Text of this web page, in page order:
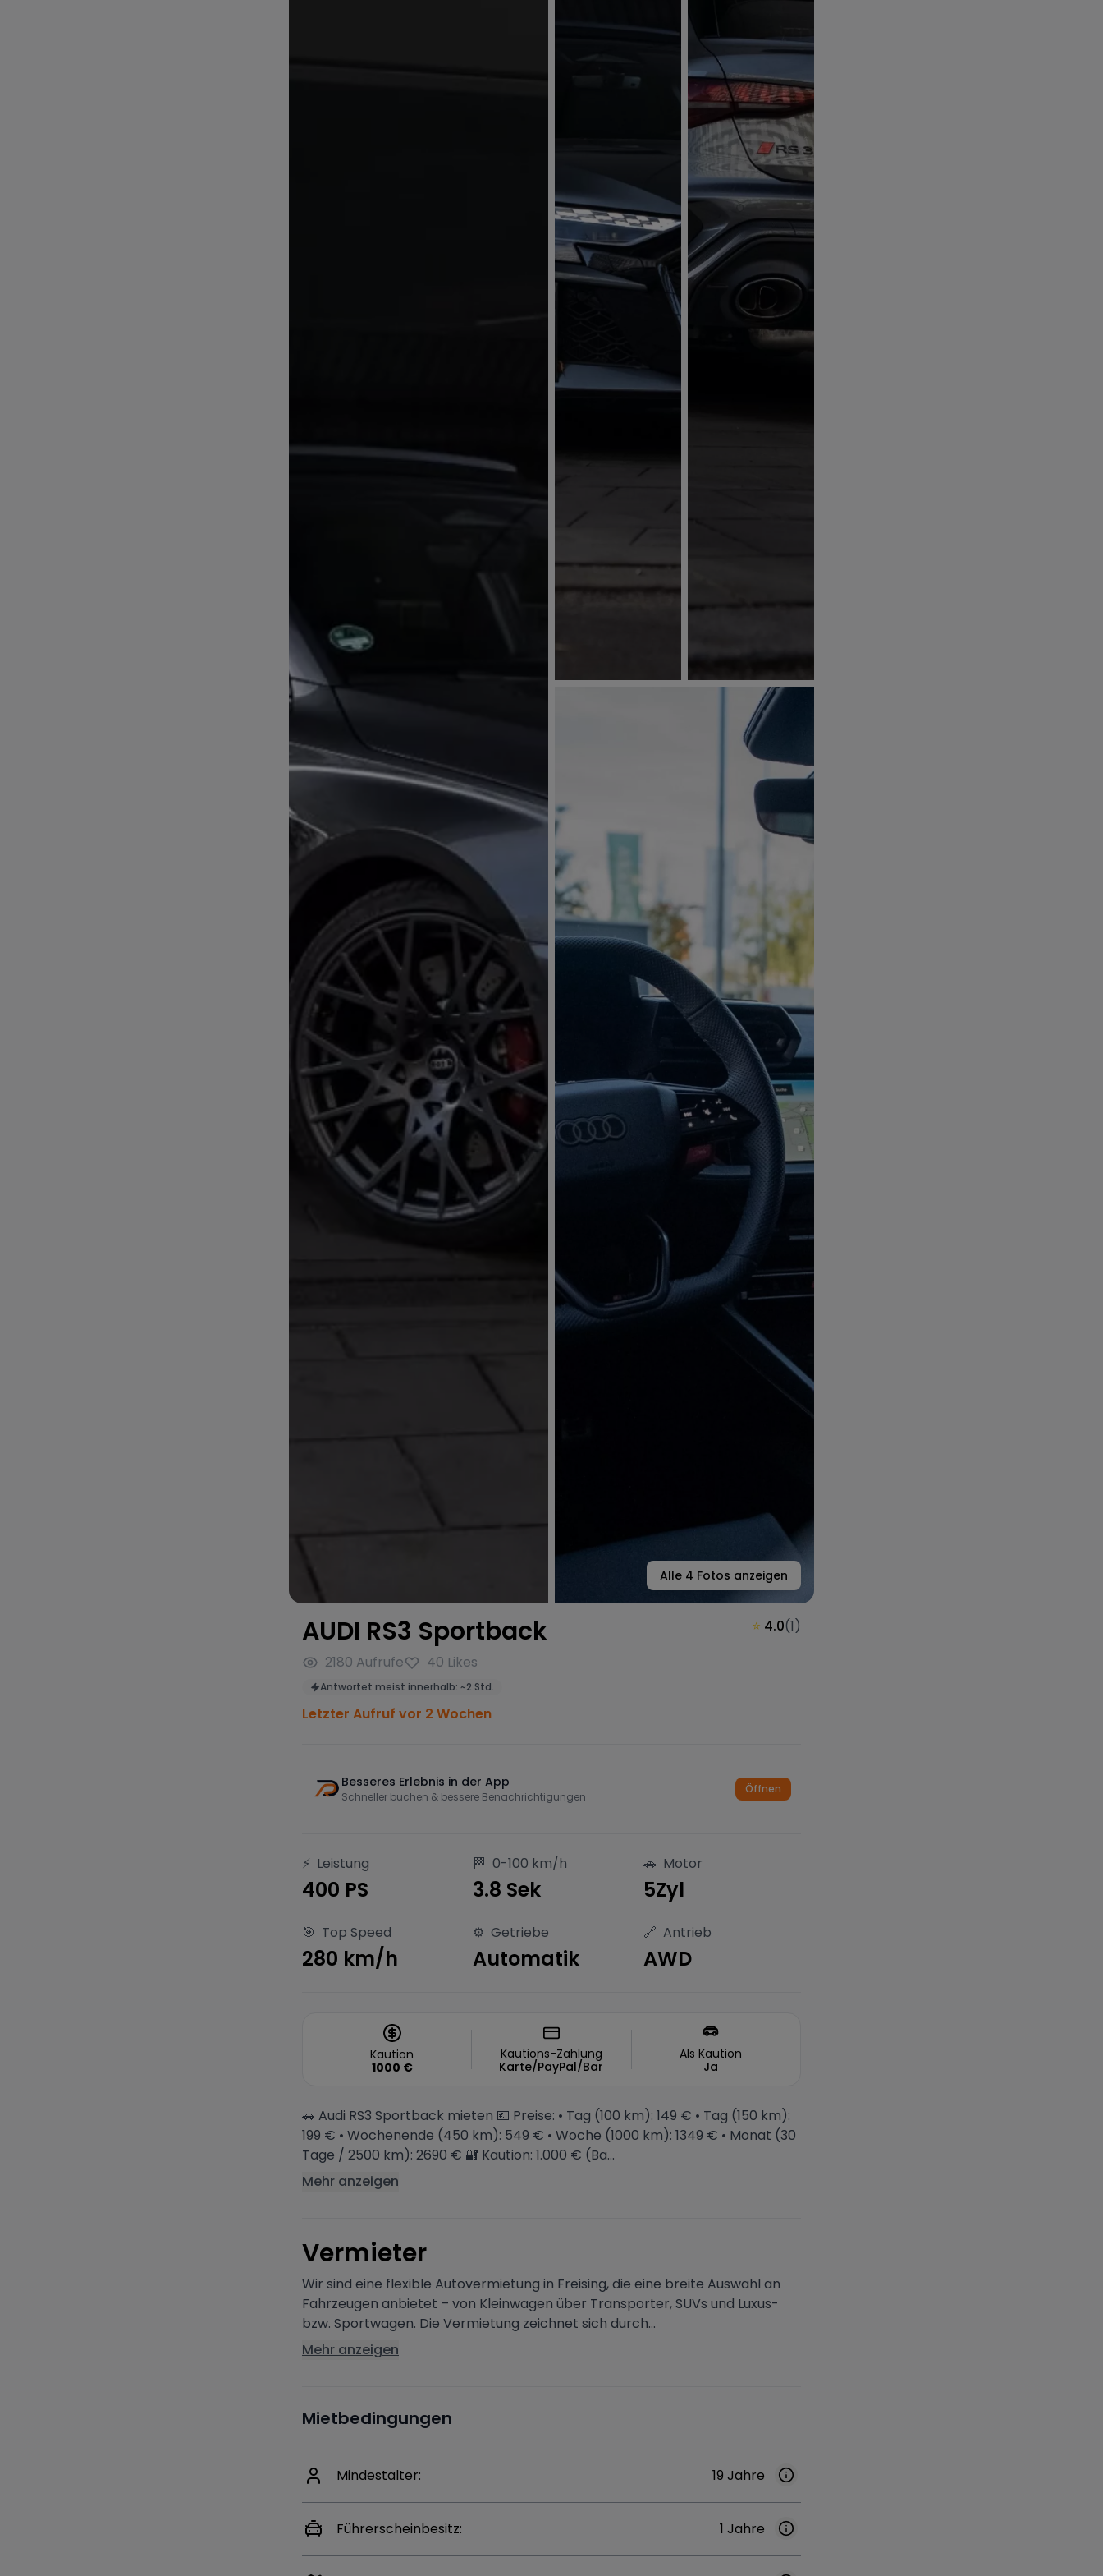
Alle 4 Fotos anzeigen
AUDI RS3 Sportback
2180 Aufrufe 40 Likes
Antwortet meist innerhalb: ~2 Std.
⭐ 4.0(1)
Letzter Aufruf vor 2 Wochen
Besseres Erlebnis in der App
Schneller buchen & bessere Benachrichtigungen
Öffnen
⚡ Leistung
400 PS
🏁 0-100 km/h
3.8 Sek
🚗 Motor
5Zyl
🎯 Top Speed
280 km/h
⚙️ Getriebe
Automatik
🔗 Antrieb
AWD
Kaution
1000 €
Kautions-Zahlung
Karte/PayPal/Bar
Als Kaution
Ja
🚗 Audi RS3 Sportback mieten 💶 Preise: • Tag (100 km): 149 € • Tag (150 km):
199 € • Wochenende (450 km): 549 € • Woche (1000 km): 1349 € • Monat (30
Tage / 2500 km): 2690 € 🔐 Kaution: 1.000 € (Ba...
Mehr anzeigen
Vermieter
Wir sind eine flexible Autovermietung in Freising, die eine breite Auswahl an
Fahrzeugen anbietet – von Kleinwagen über Transporter, SUVs und Luxus-
bzw. Sportwagen. Die Vermietung zeichnet sich durch...
Mehr anzeigen
Mietbedingungen
Mindestalter: 19 Jahre
Führerscheinbesitz: 1 Jahre